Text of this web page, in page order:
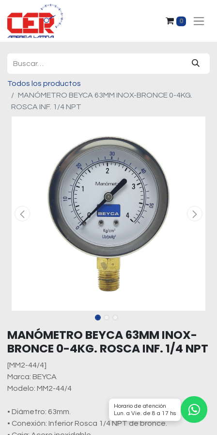
0
Todos los productos
MANÓMETRO BEYCA 63MM INOX-BRONCE 0-4KG.
ROSCA INF. 1/4 NPT
MANÓMETRO BEYCA 63MM INOX-
BRONCE 0-4KG. ROSCA INF. 1/4 NPT
[MM2-44/4]
Marca: BEYCA
Modelo: MM2-44/4
• Diámetro: 63mm.
• Conexión: Inferior Rosca 1/4 NPT de bronce.
Horario de atención
Lun. a Vie. de 8 a 17 hs